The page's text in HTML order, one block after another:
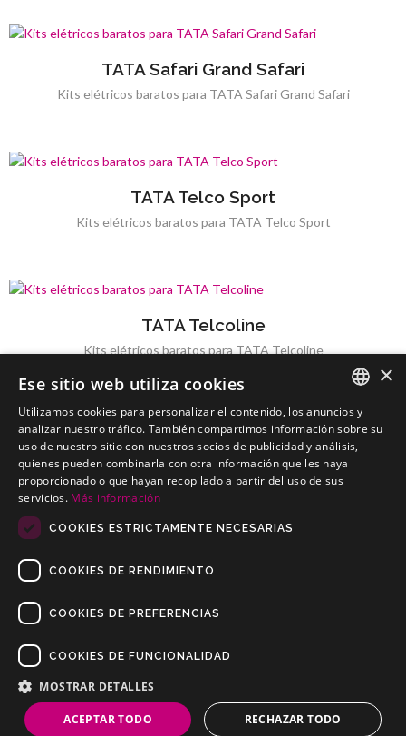
TATA Safari Grand Safari
Kits elétricos baratos para TATA Safari Grand Safari
TATA Telco Sport
Kits elétricos baratos para TATA Telco Sport
TATA Telcoline
Kits elétricos baratos para TATA Telcoline
TATA Xenon
Kits elétricos baratos para TATA Xenon
Copyrights © 2019 Todos os direitos reservados Dilusur, S.L.
Condições de venda /
Política de privacidade
/Política de Cookies
SPANISH
PORTUGUESE
×
Ese sitio web utiliza cookies
Utilizamos cookies para personalizar el contenido, los anuncios y
analizar nuestro tráfico. También compartimos información sobre su
uso de nuestro sitio con nuestros socios de publicidad y análisis,
quienes pueden combinarla con otra información que les haya
proporcionado o que hayan recopilado a partir del uso de sus
servicios. Más información
COOKIES ESTRICTAMENTE NECESARIAS
COOKIES DE RENDIMIENTO
COOKIES DE PREFERENCIAS
COOKIES DE FUNCIONALIDAD
MOSTRAR DETALLES
ACEPTAR TODO RECHAZAR TODO